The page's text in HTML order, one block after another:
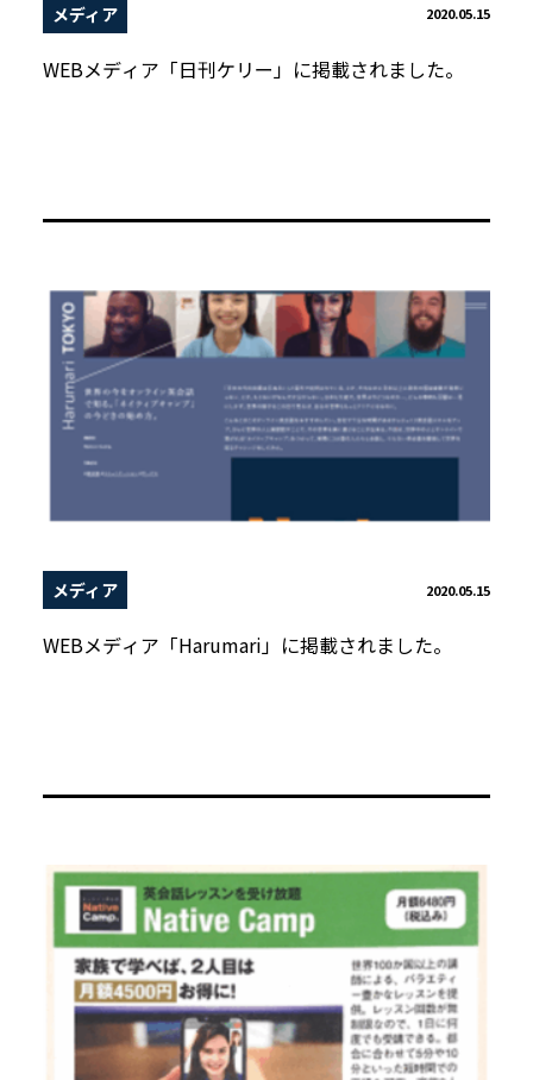
メディア 2020.05.15
WEBメディア「日刊ケリー」に掲載されました。
メディア 2020.05.15
WEBメディア「Harumari」に掲載されました。